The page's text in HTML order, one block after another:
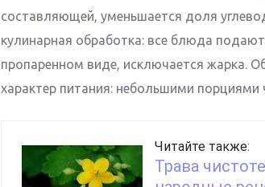
составляющей, уменьшается доля
кулинарная обработка: все блюда
пропаренном виде, исключается жарка.
характер питания: небольшими порциями
Читайте также:
Трава